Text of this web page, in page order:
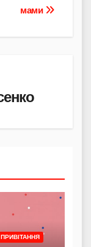
мами
ПРИВІТАННЯ